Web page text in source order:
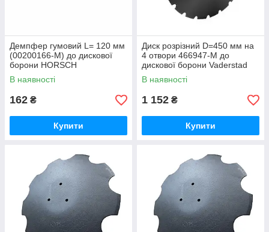
Демпфер гумовий L= 120 мм
(00200166-M) до дискової
борони HORSCH
В наявності
162 ₴
Купити
Диск розрізний D=450 мм на
4 отвори 466947-M до
дискової борони Vaderstad
В наявності
1 152 ₴
Купити